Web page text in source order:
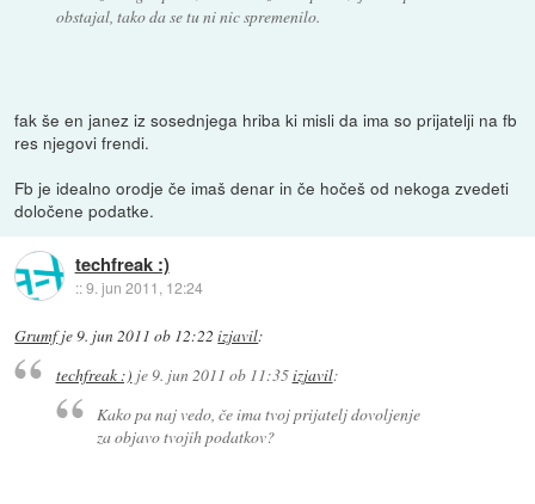
obstajal, tako da se tu ni nic spremenilo.
fak še en janez iz sosednjega hriba ki misli da ima so prijatelji na fb
res njegovi frendi.
Fb je idealno orodje če imaš denar in če hočeš od nekoga zvedeti
določene podatke.
techfreak :)
::9. jun 2011, 12:24
Grumfje9. jun 2011 ob 12:22 izjavil:
techfreak :) je9. jun 2011 ob 11:35izjavil:
Kako pa naj vedo, če ima tvoj prijatelj dovoljenje
za objavo tvojih podatkov?